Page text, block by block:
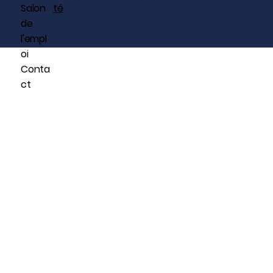
Salon
de
l'empl
oi
Conta
ct
té